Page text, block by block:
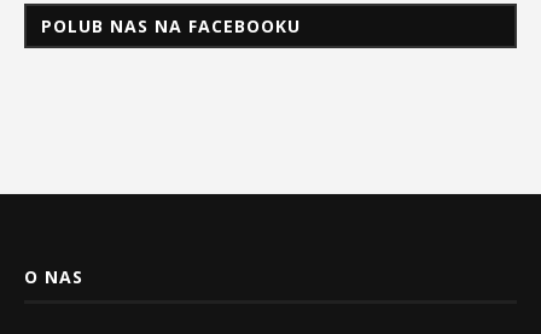
POLUB NAS NA FACEBOOKU
O NAS